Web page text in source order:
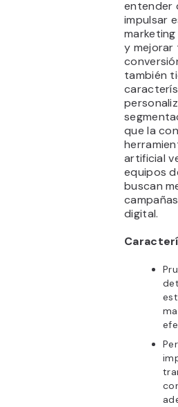
entender
impulsar
y mejorar
también
que la
artificial
equipos
buscan
digital.